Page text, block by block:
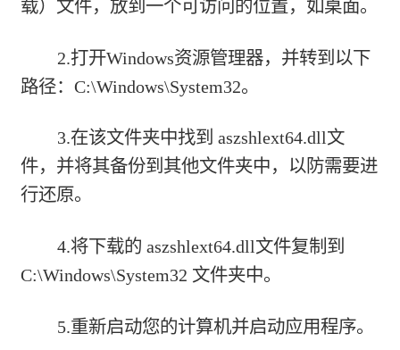
载） 文件，放到一个可访问的位置，如桌面。
2.打开Windows资源管理器，并转到以下
路径：C:\Windows\System32。
3.在该文件夹中找到 aszshlext64.dll文
件，并将其备份到其他文件夹中，以防需要进
行还原。
4.将下载的 aszshlext64.dll文件复制到
C:\Windows\System32 文件夹中。
5.重新启动您的计算机并启动应用程序。